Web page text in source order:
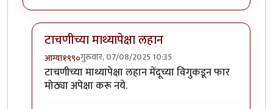
टाचणीच्या माथ्यापेक्षा लहान
आग्या१९९०गुरुवार, 07/08/2025 10:35
In reply toअमेरिकेचा शत्रू बनणे धोकादायकbyअमरेंद्र
टाचणीच्या माथ्यापेक्षा लहान मेंदूच्या विगुकडून फार
मोठ्या अपेक्षा करू नये.